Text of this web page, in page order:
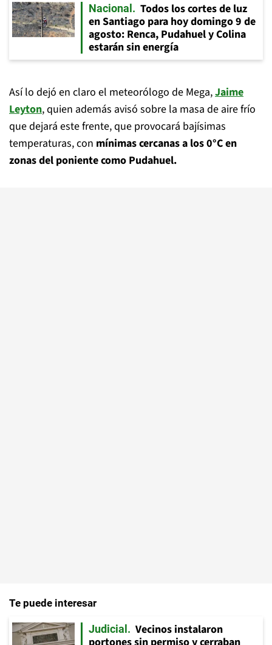
Nacional
Todos los cortes de luz
en Santiago para hoy domingo 9 de
agosto: Renca, Pudahuel y Colina
estarán sin energía
Así lo dejó en claro el meteorólogo de Mega,Jaime
Leyton, quien además avisó sobre la masa de aire frío
que dejará este frente, que provocará bajísimas
temperaturas, con mínimas cercanas a los 0°C en
zonas del poniente como Pudahuel.
Te puede interesar
Judicial
Vecinos instalaron